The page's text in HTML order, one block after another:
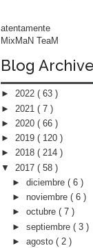
atentamente
MixMaN TeaM
Blog Archive
► 2022 ( 63 )
► 2021 ( 7 )
► 2020 ( 66 )
► 2019 ( 120 )
► 2018 ( 214 )
▼ 2017 ( 58 )
► diciembre ( 6 )
► noviembre ( 6 )
► octubre ( 7 )
► septiembre ( 3 )
► agosto ( 2 )